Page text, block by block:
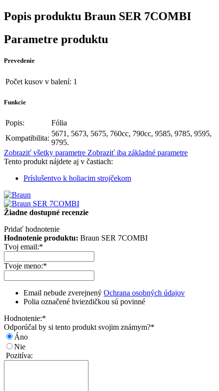
Popis produktu Braun SER 7COMBI
Parametre produktu
Prevedenie
Počet kusov v balení: 1
Funkcie
Popis:
Fólia
Kompatibilita:
5671, 5673, 5675, 760cc, 790cc, 9585, 9785, 9595,
9795.
Zobraziť všetky parametre Zobraziť iba základné parametre
Tento produkt nájdete aj v častiach:
Príslušentvo k holiacim strojčekom
Žiadne dostupné recenzie
Pridať hodnotenie
Hodnotenie produktu: Braun SER 7COMBI
Tvoj email:*
Tvoje meno:*
Email nebude zverejnený Ochrana osobných údajov
Polia označené hviezdičkou sú povinné
Hodnotenie:*
Odporúčal by si tento produkt svojim známym?*
Áno
Nie
Pozitíva: